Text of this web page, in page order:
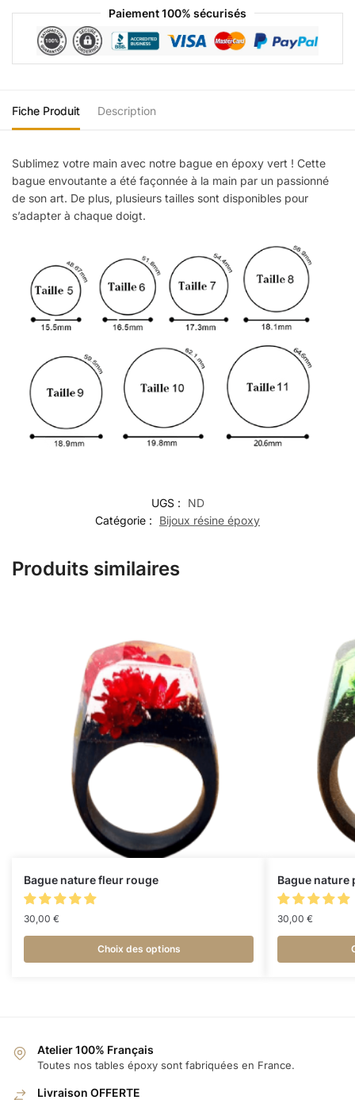
Paiement 100% sécurisés
Fiche Produit Description
Sublimez votre main avec notre bague en époxy vert ! Cette
bague envoutante a été façonnée à la main par un passionné
de son art. De plus, plusieurs tailles sont disponibles pour
s’adapter à chaque doigt.
UGS :
ND
Catégorie :
Bijoux résine époxy
Produits similaires
Bague nature fleur rouge
30,00 €
Choix des options
Bague nature
30,00 €
Atelier 100% Français
Toutes nos tables époxy sont fabriquées en France.
Livraison OFFERTE